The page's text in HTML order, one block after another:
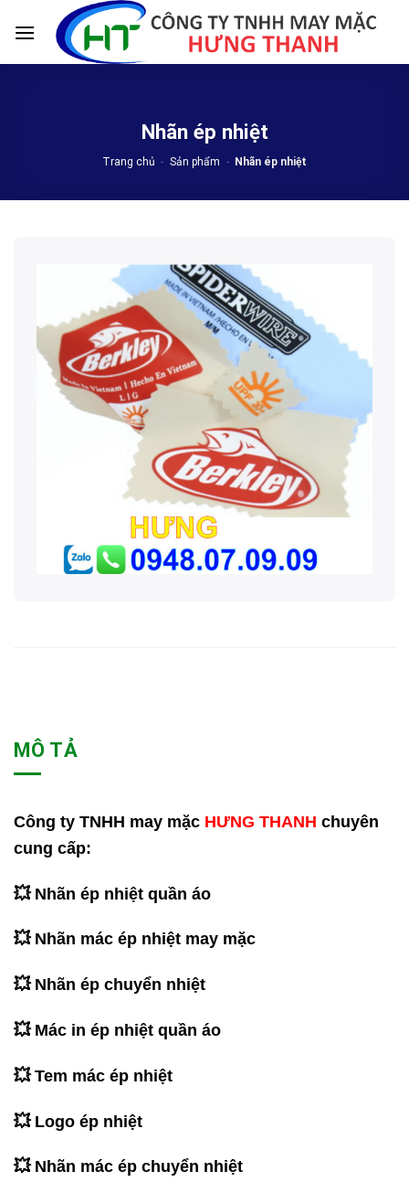
Nhãn ép nhiệt
Trang chủ - Sản phẩm - Nhãn ép nhiệt
MÔ TẢ
Công ty TNHH may mặc HƯNG THANH chuyên
cung cấp:
💥 Nhãn ép nhiệt quần áo
💥 Nhãn mác ép nhiệt may mặc
💥 Nhãn ép chuyển nhiệt
💥 Mác in ép nhiệt quần áo
💥 Tem mác ép nhiệt
💥 Logo ép nhiệt
💥 Nhãn mác ép chuyển nhiệt